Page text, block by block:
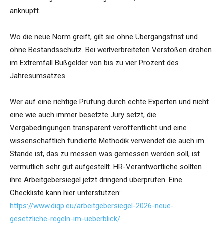
anknüpft.
Wo die neue Norm greift, gilt sie ohne Übergangsfrist und
ohne Bestandsschutz. Bei weitverbreiteten Verstößen drohen
im Extremfall Bußgelder von bis zu vier Prozent des
Jahresumsatzes.
Wer auf eine richtige Prüfung durch echte Experten und nicht
eine wie auch immer besetzte Jury setzt, die
Vergabedingungen transparent veröffentlicht und eine
wissenschaftlich fundierte Methodik verwendet die auch im
Stande ist, das zu messen was gemessen werden soll, ist
vermutlich sehr gut aufgestellt. HR-Verantwortliche sollten
ihre Arbeitgebersiegel jetzt dringend überprüfen. Eine
Checkliste kann hier unterstützen:
https://www.diqp.eu/arbeitgebersiegel-2026-neue-
gesetzliche-regeln-im-ueberblick/